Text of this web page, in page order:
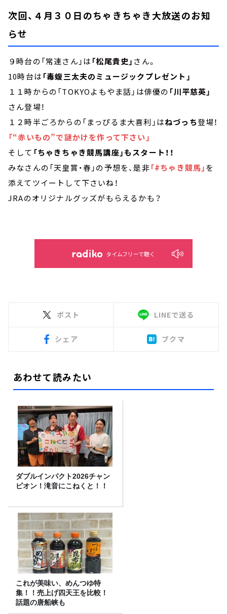
次回、４月３０日のちゃきちゃき大放送のお知
らせ
９時台の「常連さん」は 「松尾貴史」 さん。
10時台は 「毒蝮三太夫のミュージックプレゼント」
１１時からの「TOKYOよもやま話」は俳優の 「川平慈英」
さん登場！
１２時半ごろからの「まっぴるま大喜利」はねづっち登場！
「“赤いもの”で謎かけを作って下さい」
そして 「ちゃきちゃき競馬講座」もスタート！！
みなさんの「天皇賞・春」の予想を、是非「#ちゃき競馬」を
添えてツイートして下さいね！
JRAのオリジナルグッズがもらえるかも？
タイムフリーで聴く
ポスト LINEで送る
シェア ブクマ
あわせて読みたい
ダブルインパクト2026チャン
ピオン！滝音にこねくと！！
これが美味い、めんつゆ特
集！！売上げ四天王を比較！
話題の唐船峡も